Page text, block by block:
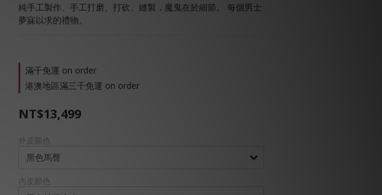
純手工製作、手工打磨、打砍、縫製，魔鬼在於細節。 每個男士
夢寐以求的禮物。
滿千免運 on order
港澳地區滿三千免運 on order
NT$13,499
外皮顏色
內皮顏色